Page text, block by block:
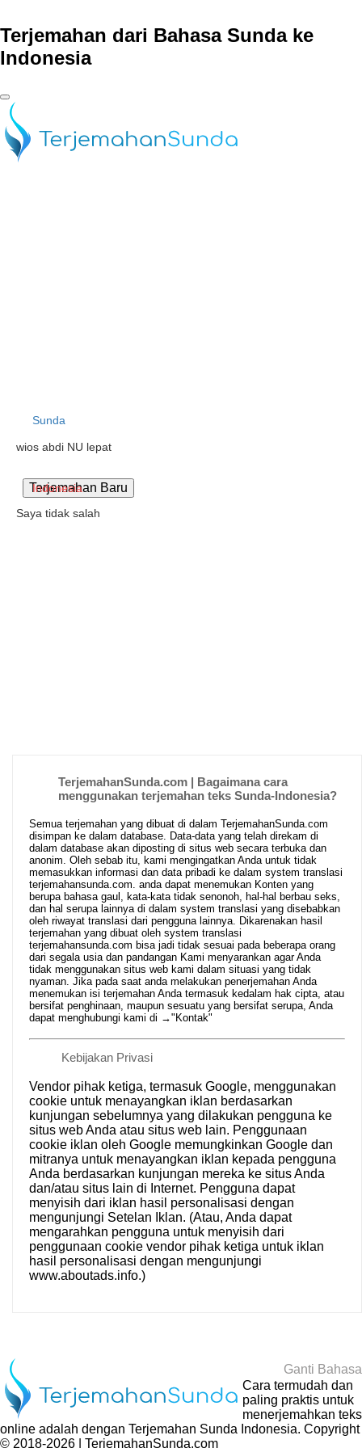
Terjemahan dari Bahasa Sunda ke
Indonesia
Sunda
wios abdi NU lepat
Indonesia
Saya tidak salah
TerjemahanSunda.com | Bagaimana cara
menggunakan terjemahan teks Sunda-Indonesia?
Semua terjemahan yang dibuat di dalam TerjemahanSunda.com
disimpan ke dalam database. Data-data yang telah direkam di
dalam database akan diposting di situs web secara terbuka dan
anonim. Oleh sebab itu, kami mengingatkan Anda untuk tidak
memasukkan informasi dan data pribadi ke dalam system translasi
terjemahansunda.com. anda dapat menemukan Konten yang
berupa bahasa gaul, kata-kata tidak senonoh, hal-hal berbau seks,
dan hal serupa lainnya di dalam system translasi yang disebabkan
oleh riwayat translasi dari pengguna lainnya. Dikarenakan hasil
terjemahan yang dibuat oleh system translasi
terjemahansunda.com bisa jadi tidak sesuai pada beberapa orang
dari segala usia dan pandangan Kami menyarankan agar Anda
tidak menggunakan situs web kami dalam situasi yang tidak
nyaman. Jika pada saat anda melakukan penerjemahan Anda
menemukan isi terjemahan Anda termasuk kedalam hak cipta, atau
bersifat penghinaan, maupun sesuatu yang bersifat serupa, Anda
dapat menghubungi kami di →"Kontak"
Kebijakan Privasi
Vendor pihak ketiga, termasuk Google, menggunakan
cookie untuk menayangkan iklan berdasarkan
kunjungan sebelumnya yang dilakukan pengguna ke
situs web Anda atau situs web lain. Penggunaan
cookie iklan oleh Google memungkinkan Google dan
mitranya untuk menayangkan iklan kepada pengguna
Anda berdasarkan kunjungan mereka ke situs Anda
dan/atau situs lain di Internet. Pengguna dapat
menyisih dari iklan hasil personalisasi dengan
mengunjungi Setelan Iklan. (Atau, Anda dapat
mengarahkan pengguna untuk menyisih dari
penggunaan cookie vendor pihak ketiga untuk iklan
hasil personalisasi dengan mengunjungi
www.aboutads.info.)
Ganti Bahasa
Cara termudah dan
paling praktis untuk
menerjemahkan teks
online adalah dengan Terjemahan Sunda Indonesia. Copyright
© 2018-2026 | TerjemahanSunda.com